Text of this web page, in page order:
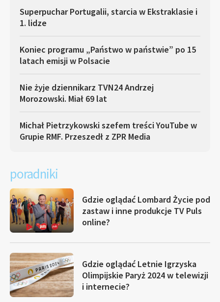
Superpuchar Portugalii, starcia w Ekstraklasie i
1. lidze
Koniec programu „Państwo w państwie” po 15
latach emisji w Polsacie
Nie żyje dziennikarz TVN24 Andrzej
Morozowski. Miał 69 lat
Michał Pietrzykowski szefem treści YouTube w
Grupie RMF. Przeszedł z ZPR Media
poradniki
Gdzie oglądać Lombard Życie pod
zastaw i inne produkcje TV Puls
online?
Gdzie oglądać Letnie Igrzyska
Olimpijskie Paryż 2024 w telewizji
i internecie?